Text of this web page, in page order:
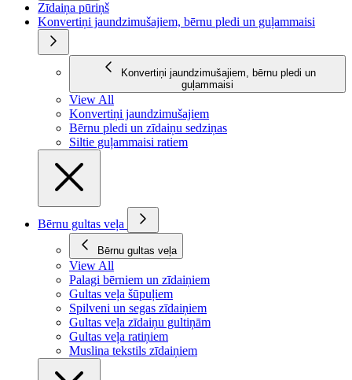
Zīdaiņa pūriņš
Konvertiņi jaundzimušajiem, bērnu pledi un guļammaisi
Konvertiņi jaundzimušajiem, bērnu pledi un
guļammaisi
View All
Konvertiņi jaundzimušajiem
Bērnu pledi un zīdaiņu sedziņas
Siltie guļammaisi ratiem
Bērnu gultas veļa
Bērnu gultas veļa
View All
Palagi bērniem un zīdaiņiem
Gultas veļa šūpuļiem
Spilveni un segas zīdaiņiem
Gultas veļa zīdaiņu gultiņām
Gultas veļa ratiņiem
Muslina tekstils zīdaiņiem